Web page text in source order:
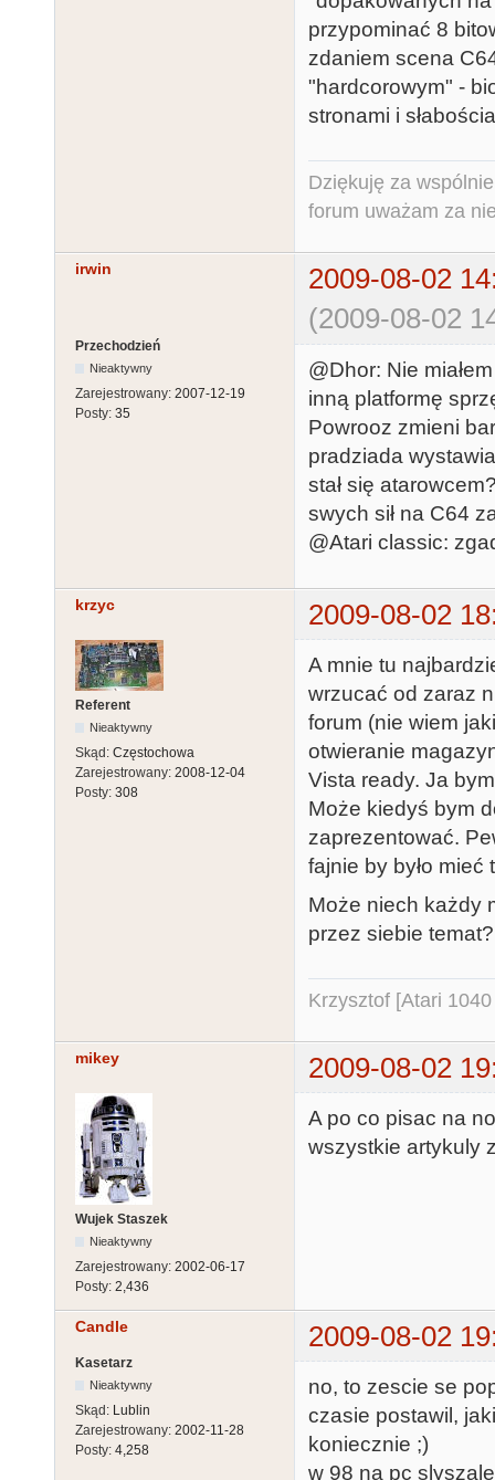
przypominać 8
zdaniem scena
"hardcorowym" -
stronami i
Dziękuję za
forum uważam za
irwin
2009-08-02
(2009-08-02
Przechodzień
Nieaktywny
Zarejestrowany: 2007-12-19
Posty: 35
@Dhor: Nie
inną platformę
Powrooz zmieni
pradziada
stał się
swych sił na C64
@Atari classic:
krzyc 2009-08-02
Referent
Nieaktywny
Skąd: Częstochowa
Zarejestrowany: 2008-12-04
Posty: 308
A mnie tu
wrzucać od zaraz
forum (nie wiem
otwieranie
Vista ready. Ja
Może kiedyś bym
zaprezentować.
fajnie by było
Może niech każdy
przez siebie
Krzysztof [Atari
mikey 2009-08-02
Wujek Staszek
Nieaktywny
Zarejestrowany: 2002-06-17
Posty: 2,436
A po co pisac na
wszystkie artykuly
Candle 2009-08-02
Kasetarz
Nieaktywny
Skąd: Lublin
Zarejestrowany: 2002-11-28
Posty: 4,258
no, to zescie se
czasie postawil,
koniecznie ;)
w 98 na pc